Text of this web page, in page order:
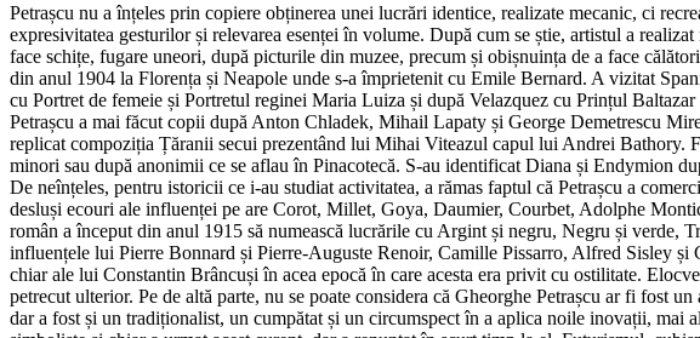
Petrașcu nu a înțeles prin copiere obținerea unei lucrări identice, realizate mecanic, ci
expresivitatea gesturilor și relevarea esenței în volume. După cum se știe, artistul a
face schițe, fugare uneori, după picturile din muzee, precum și obișnuința de a face
din anul 1904 la Florența și Neapole unde s-a împrietenit cu Emile Bernard. A vizitat
cu Portret de femeie și Portretul reginei Maria Luiza și după Velazquez cu Prințul
Petrașcu a mai făcut copii după Anton Chladek, Mihail Lapaty și George Demetrescu
replicat compoziția Țăranii secui prezentând lui Mihai Viteazul capul lui Andrei Bathory.
minori sau după anonimii ce se aflau în Pinacotecă. S-au identificat Diana și Endymion
De neînțeles, pentru istoricii ce i-au studiat activitatea, a rămas faptul că Petrașcu a
desluși ecouri ale influenței pe are Corot, Millet, Goya, Daumier, Courbet, Adolphe
român a început din anul 1915 să numească lucrările cu Argint și negru, Negru și verde,
influențele lui Pierre Bonnard și Pierre-Auguste Renoir, Camille Pissarro, Alfred Sisley
chiar ale lui Constantin Brâncuși în acea epocă în care acesta era privit cu ostilitate.
petrecut ulterior. Pe de altă parte, nu se poate considera că Gheorghe Petrașcu ar fi fost
dar a fost și un tradiționalist, un cumpătat și un circumspect în a aplica noile inovații, mai